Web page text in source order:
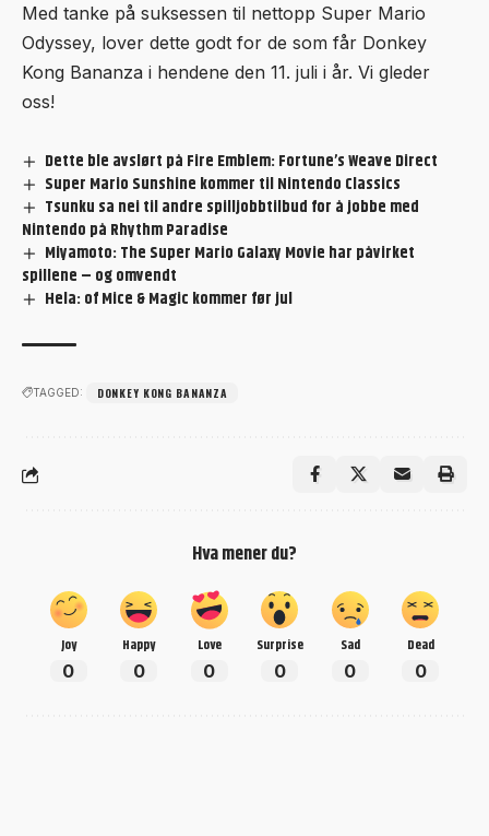
Med tanke på suksessen til nettopp Super Mario
Odyssey, lover dette godt for de som får Donkey
Kong Bananza i hendene den 11. juli i år. Vi gleder
oss!
Dette ble avslørt på Fire Emblem: Fortune’s Weave Direct
Super Mario Sunshine kommer til Nintendo Classics
Tsunku sa nei til andre spilljobbtilbud for å jobbe med
Nintendo på Rhythm Paradise
Miyamoto: The Super Mario Galaxy Movie har påvirket
spillene – og omvendt
Hela: of Mice & Magic kommer før jul
TAGGED: DONKEY KONG BANANZA
Hva mener du?
Joy
0
Happy
0
Love
0
Surprise
0
Sad
0
Dead
0